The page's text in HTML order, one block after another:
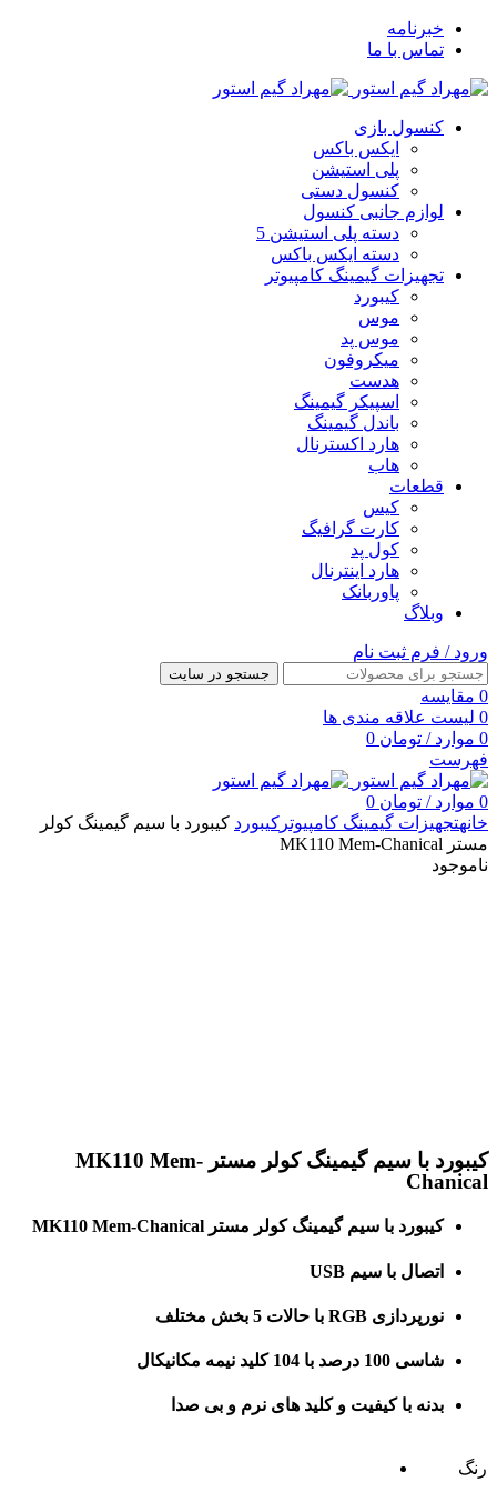
خبرنامه
تماس با ما
کنسول بازی
ایکس باکس
پلی استیشن
کنسول دستی
لوازم جانبی کنسول
دسته پلی استیشن 5
دسته ایکس باکس
تجهیزات گیمینگ کامپیوتر
کیبورد
موس
موس پد
میکروفون
هدست
اسپیکر گیمینگ
باندل گیمینگ
هارد اکسترنال
هاب
قطعات
کیس
کارت گرافیگ
کول پد
هارد اینترنال
پاوربانک
وبلاگ
ورود / فرم ثبت نام
جستجو در سایت
0 مقایسه
0 لیست علاقه مندی ها
0 موارد / تومان
فهرست
0 موارد / تومان
خانهتجهیزات گیمینگ کامپیوتر کیبورد کیبورد با سیم گیمینگ کولر
مستر MK110 Mem-Chanical
ناموجود
کیبورد با سیم گیمینگ کولر مستر MK110 Mem-
Chanical
کیبورد با سیم گیمینگ کولر مستر MK110 Mem-Chanical
اتصال با سیم USB
نورپردازی RGB با حالات 5 بخش مختلف
شاسی 100 درصد با 104 کلید نیمه مکانیکال
بدنه با کیفیت و کلید های نرم و بی صدا
رنگ